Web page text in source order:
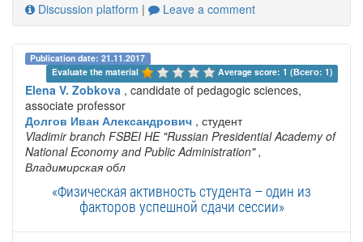
Discussion platform | Leave a comment
Publication date: 21.11.2017
Evaluate the material
Average score: 1 (Всего: 1)
Elena V. Zobkova , candidate of pedagogic sciences,
associate professor
Долгов Иван Александрович , студент
Vladimir branch FSBEI HE "Russian Presidential Academy of
National Economy and Public Administration" ,
Владимирская обл
«Физическая активность студента – один из
факторов успешной сдачи сессии»